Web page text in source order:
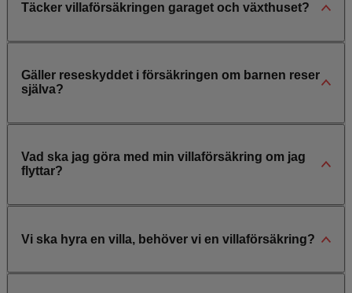
Täcker villaförsäkringen garaget och växthuset?
Gäller reseskyddet i försäkringen om barnen reser
själva?
Vad ska jag göra med min villaförsäkring om jag
flyttar?
Vi ska hyra en villa, behöver vi en villaförsäkring?